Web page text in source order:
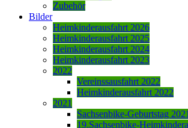
Zubehör
Bilder
Heimkinderausfahrt 2026
Heimkinderausfahrt 2025
Heimkinderausfahrt 2024
Heimkinderausfahrt 2023
2022
Vereinssausfahrt 2022
Heimkinderausfahrt 2022
2021
Sachsenbike-Geburtstag 2021
19.Sachsenbike-